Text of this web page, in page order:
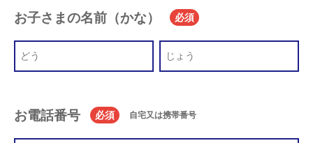
お子さまの名前（かな） 必須
お電話番号 必須 自宅又は携帯番号